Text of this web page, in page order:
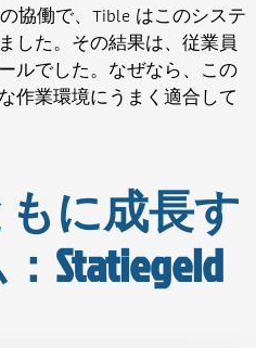
協働で、Tible はこのシステ
した。その結果は、従業員
ルでした。なぜなら、この
作業環境にうまく適合して
に成長す
Statiegeld